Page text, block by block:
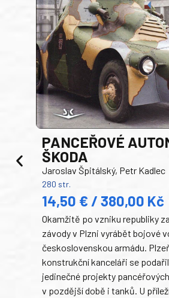
PANCEŘOVÉ
ŠKODA
Jaroslav Špitálský, Petr Kadlec
280 str.
14,50 € / 380,00 Kč
Okamžitě po vzniku republiky
závody v Plzni vyrábět bojové
československou armádu.
konstrukční kanceláři se
jedinečné projekty
v pozdější době i tanků. U